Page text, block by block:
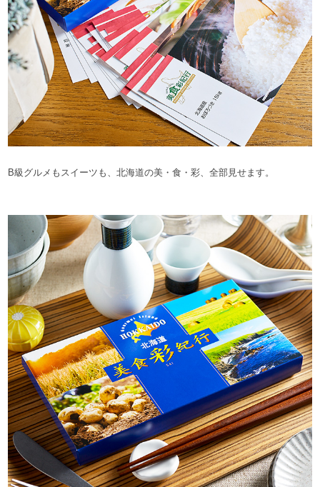
B級グルメもスイーツも、北海道の美・食・彩、全部見せます。